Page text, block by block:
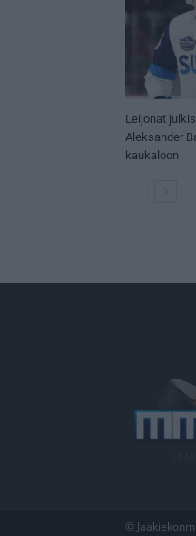
Leijonat
Aleksander
kaukaloon
©